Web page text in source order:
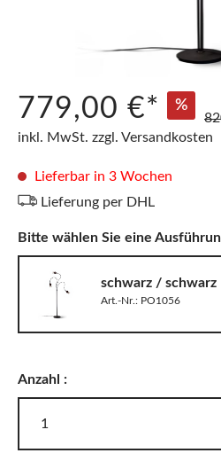
779,00 €* %
inkl. MwSt. zzgl. Versandkosten
Lieferbar in 3 Wochen
Lieferung per DHL
Bitte wählen Sie eine
schwarz / schwarz
Art.-Nr.: PO1056
Anzahl :